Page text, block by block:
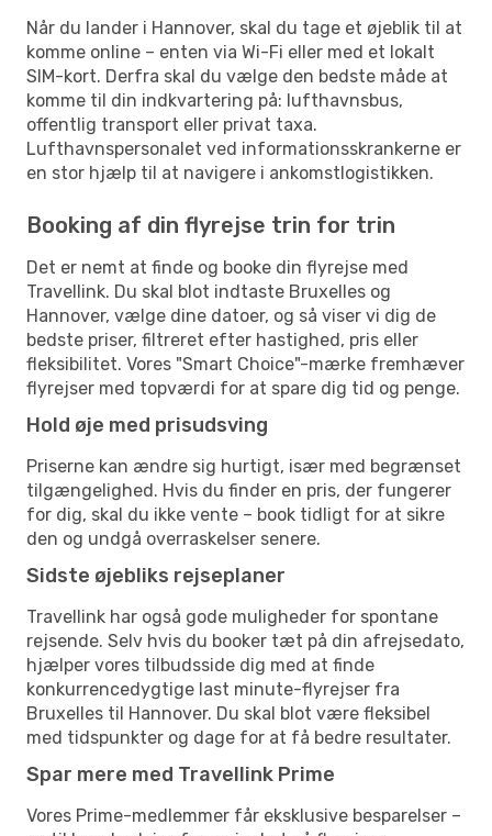
Når du lander i Hannover, skal du tage et øjeblik til at
komme online – enten via Wi-Fi eller med et lokalt
SIM-kort. Derfra skal du vælge den bedste måde at
komme til din indkvartering på: lufthavnsbus,
offentlig transport eller privat taxa.
Lufthavnspersonalet ved informationsskrankerne er
en stor hjælp til at navigere i ankomstlogistikken.
Booking af din flyrejse trin for trin
Det er nemt at finde og booke din flyrejse med
Travellink. Du skal blot indtaste Bruxelles og
Hannover, vælge dine datoer, og så viser vi dig de
bedste priser, filtreret efter hastighed, pris eller
fleksibilitet. Vores "Smart Choice"-mærke fremhæver
flyrejser med topværdi for at spare dig tid og penge.
Hold øje med prisudsving
Priserne kan ændre sig hurtigt, især med begrænset
tilgængelighed. Hvis du finder en pris, der fungerer
for dig, skal du ikke vente – book tidligt for at sikre
den og undgå overraskelser senere.
Sidste øjebliks rejseplaner
Travellink har også gode muligheder for spontane
rejsende. Selv hvis du booker tæt på din afrejsedato,
hjælper vores tilbudsside dig med at finde
konkurrencedygtige last minute-flyrejser fra
Bruxelles til Hannover. Du skal blot være fleksibel
med tidspunkter og dage for at få bedre resultater.
Spar mere med Travellink Prime
Vores Prime-medlemmer får eksklusive besparelser –